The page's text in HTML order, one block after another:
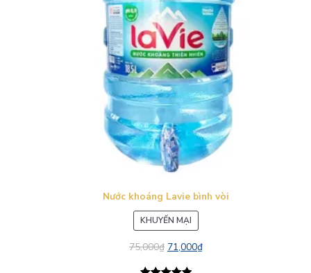
Nước khoáng Lavie bình vòi
KHUYẾN MẠI
PHẨM
ĐANG
75,000₫ 71,000₫